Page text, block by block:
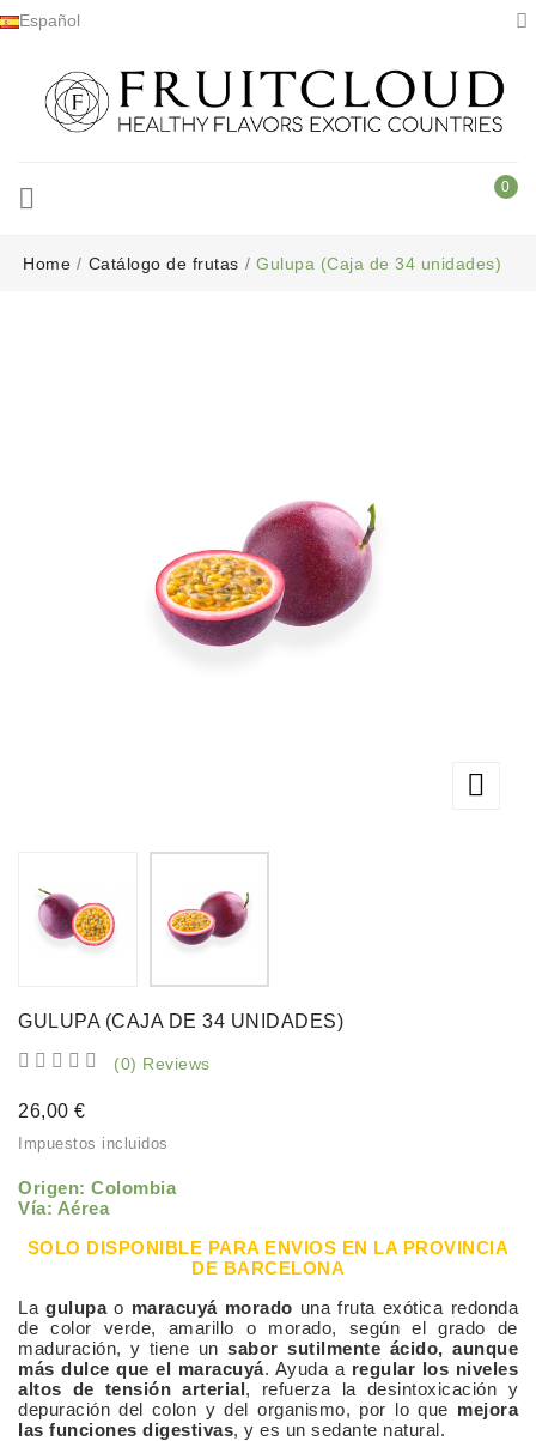
Español 
 0
Home Catálogo de frutas Gulupa (Caja de 34 unidades)

GULUPA (CAJA DE 34 UNIDADES)
     (0) Reviews
26,00 €
Impuestos incluidos
Origen: Colombia
Vía: Aérea
SOLO DISPONIBLE PARA ENVIOS EN LA PROVINCIA
DE BARCELONA
Lagulupao maracuyá morado una fruta exótica redonda
de color verde, amarillo o morado, según el grado de
maduración, y tiene unsabor sutilmente ácido, aunque
más dulce que el maracuyá. Ayuda a regular los niveles
altos de tensión arterial, refuerza la desintoxicación y
depuración del colon y del organismo, por lo que mejora
las funciones digestivas, y es un sedante natural.